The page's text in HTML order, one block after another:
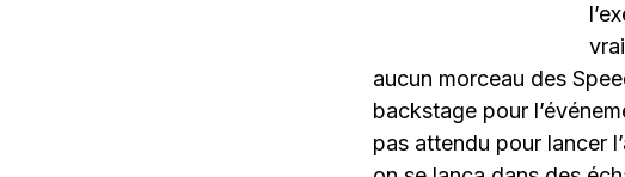
aucun morceau des
backstage pour
pas attendu pour lancer